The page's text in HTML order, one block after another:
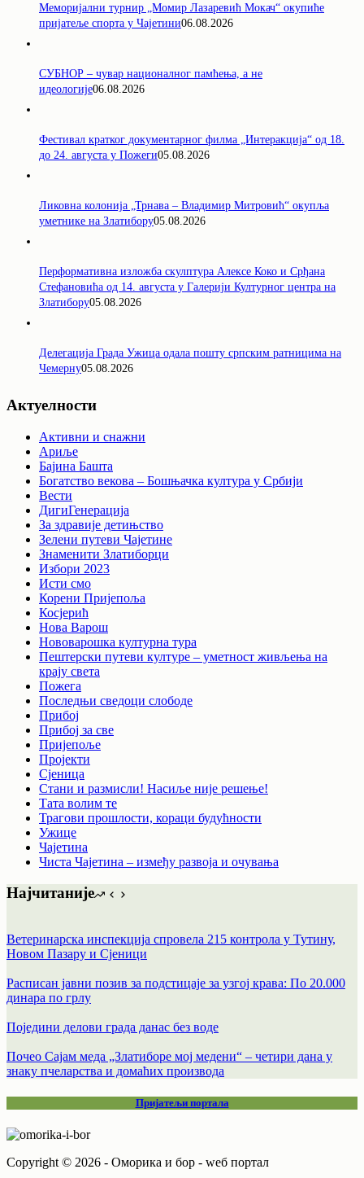
Меморијални турнир „Момир Лазаревић Мокач“ окупиће
пријатеље спорта у Чајетини06.08.2026
СУБНОР – чувар националног памћења, а не
идеологије06.08.2026
Фестивал кратког документарног филма „Интеракција“ од 18.
до 24. августа у Пожеги05.08.2026
Ликовна колонија „Трнава – Владимир Митровић“ окупља
уметнике на Златибору05.08.2026
Перформативна изложба скулптура Алексе Коко и Срђана
Стефановића од 14. августа у Галерији Културног центра на
Златибору05.08.2026
Делегација Града Ужица одала пошту српским ратницима на
Чемерну05.08.2026
Актуелности
Активни и снажни
Ариље
Бајина Башта
Богатство векова – Бошњачка култура у Србији
Вести
ДигиГенерација
За здравије детињство
Зелени путеви Чајетине
Знаменити Златиборци
Избори 2023
Исти смо
Корени Пријепоља
Косјерић
Нова Варош
Нововарошка културна тура
Пештерски путеви културе – уметност живљења на
крају света
Пожега
Последњи сведоци слободе
Прибој
Прибој за све
Пријепоље
Пројекти
Сјеница
Стани и размисли! Насиље није решење!
Тата волим те
Трагови прошлости, кораци будућности
Ужице
Чајетина
Чиста Чајетина – између развоја и очувања
Најчитаније
Ветеринарска инспекција спровела 215 контрола у Тутину,
Новом Пазару и Сјеници
Расписан јавни позив за подстицаје за узгој крава: По 20.000
динара по грлу
Поједини делови града данас без воде
Почео Сајам меда „Златиборе мој медени“ – четири дана у
знаку пчеларства и домаћих производа
Пријатељи портала
Copyright © 2026 - Оморика и бор - wеб портал